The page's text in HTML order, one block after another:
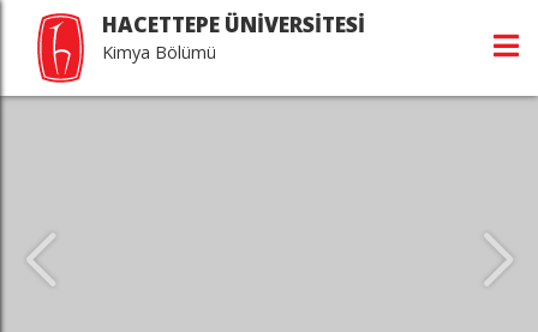
HACETTEPE ÜNİVERSİTESİ
Kimya Bölümü